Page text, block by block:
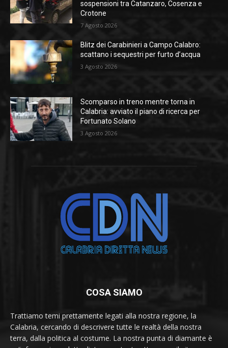
sospensioni tra Catanzaro, Cosenza e
Crotone
7 Agosto 2026
Blitz dei Carabinieri a Campo Calabro:
scattano i sequestri per furto d’acqua
3 Agosto 2026
Scomparso in treno mentre torna in
Calabria: avviato il piano di ricerca per
Fortunato Solano
3 Agosto 2026
COSA SIAMO
Trattiamo temi prettamente legati alla nostra regione, la
Calabria, cercando di descrivere tutte le realtà della nostra
terra, dalla politica al costume. La nostra punta di diamante è